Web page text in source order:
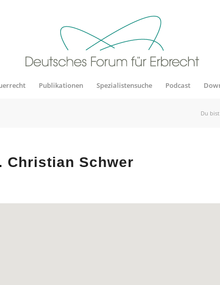
Publikationen Spezialistensuche Podcast
Du
Christian Schwer